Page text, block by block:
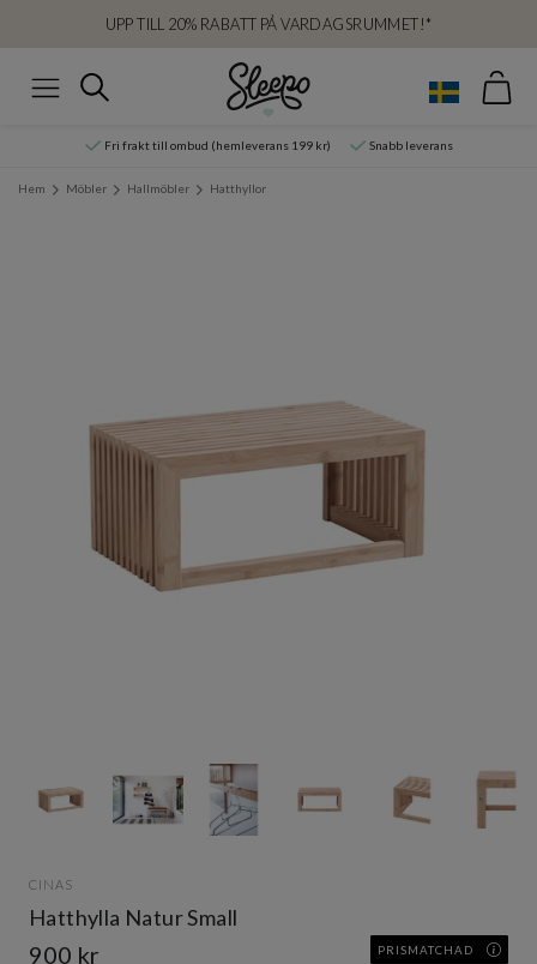
UPP TILL 20% RABATT PÅ VARDAGSRUMMET!*
Sök
Fri frakt till ombud (hemleverans 199 kr) Snabb leverans
Hem Möbler Hallmöbler Hatthyllor
CINAS
Hatthylla Natur Small
900 kr PRISMATCHAD